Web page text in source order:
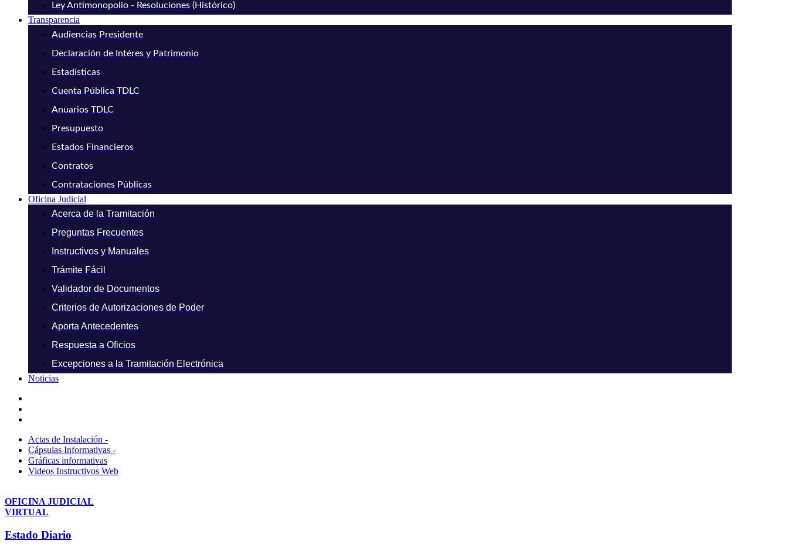
Ley Antimonopolio - Resoluciones (Histórico)
Transparencia
Audiencias Presidente
Declaración de Intéres y Patrimonio
Estadísticas
Cuenta Pública TDLC
Anuarios TDLC
Presupuesto
Estados Financieros
Contratos
Contrataciones Públicas
Oficina Judicial
Acerca de la Tramitación
Preguntas Frecuentes
Instructivos y Manuales
Trámite Fácil
Validador de Documentos
Criterios de Autorizaciones de Poder
Aporta Antecedentes
Respuesta a Oficios
Excepciones a la Tramitación Electrónica
Noticias
Actas de Instalación -
Cápsulas Informativas -
Gráficas informativas
Videos Instructivos Web
OFICINA JUDICIAL
VIRTUAL
Estado Diario